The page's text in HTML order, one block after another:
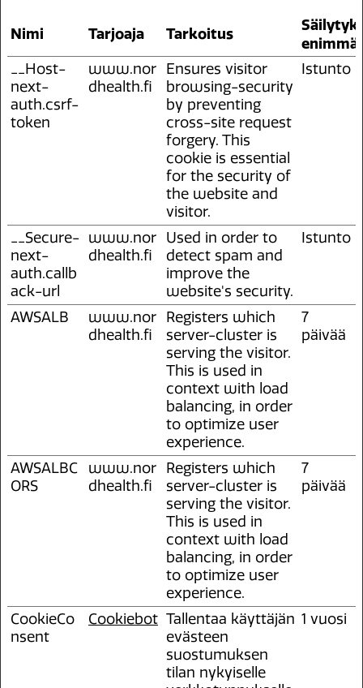
Nimi Tarjoaja Tarkoitus
__Host-
next-
auth.csrf-
token
www.nor
dhealth.fi
Ensures visitor
browsing-security
by preventing
cross-site request
forgery. This
cookie is essential
for the security of
the website and
visitor.
Istunto
__Secure-
next-
auth.callb
ack-url
www.nor
dhealth.fi
Used in order to
detect spam and
improve the
website's security.
Istunto
AWSALB
www.nor
dhealth.fi
Registers which
server-cluster is
serving the visitor.
This is used in
context with load
balancing, in order
to optimize user
experience.
7
päivää
AWSALBC
ORS
www.nor
dhealth.fi
Registers which
server-cluster is
serving the visitor.
This is used in
context with load
balancing, in order
to optimize user
experience.
7
päivää
CookieCo
nsent
Cookiebot Tallentaa käyttäjän
evästeen
suostumuksen
tilan nykyiselle
1 vuosi